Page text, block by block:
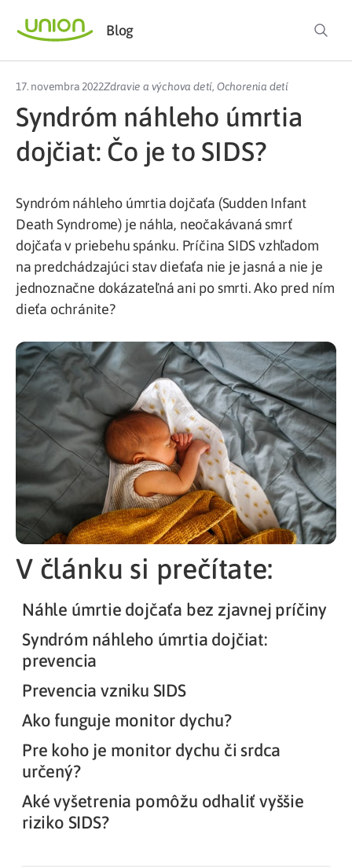
Blog
17. novembra 2022Zdravie a výchova detí, Ochorenia detí
Syndróm náhleho úmrtia
dojčiat: Čo je to SIDS?
Syndróm náhleho úmrtia dojčaťa (Sudden Infant
Death Syndrome) je náhla, neočakávaná smrť
dojčaťa v priebehu spánku. Príčina SIDS vzhľadom
na predchádzajúci stav dieťaťa nie je jasná a nie je
jednoznačne dokázateľná ani po smrti. Ako pred ním
dieťa ochránite?
V článku si prečítate:
Náhle úmrtie dojčaťa bez zjavnej príčiny
Syndróm náhleho úmrtia dojčiat:
prevencia
Prevencia vzniku SIDS
Ako funguje monitor dychu?
Pre koho je monitor dychu či srdca
určený?
Aké vyšetrenia pomôžu odhaliť vyššie
riziko SIDS?